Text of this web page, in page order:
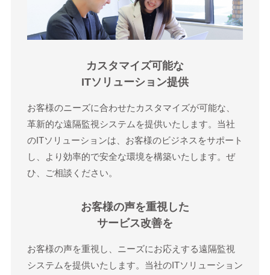
カスタマイズ可能な
ITソリューション提供
お客様のニーズに合わせたカスタマイズが可能な、
革新的な遠隔監視システムを提供いたします。当社
のITソリューションは、お客様のビジネスをサポート
し、より効率的で安全な環境を構築いたします。ぜ
ひ、ご相談ください。
お客様の声を重視した
サービス改善を
お客様の声を重視し、ニーズにお応えする遠隔監視
システムを提供いたします。当社のITソリューション